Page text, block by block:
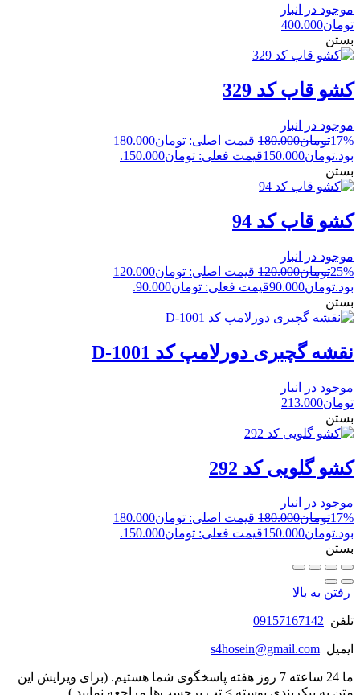
موجود در انبار
تومان400.000
بستن
کشو قاب کد 329
موجود در انبار
17%تومان180.000
قیمت اصلی: تومان180.000
بود.تومان150.000قیمت فعلی: تومان150.000.
بستن
کشو قاب کد 94
موجود در انبار
25%تومان120.000
قیمت اصلی: تومان120.000
بود.تومان90.000قیمت فعلی: تومان90.000.
بستن
نقشه گچبری دورلامپ کد D-1001
موجود در انبار
تومان213.000
بستن
کشو گلویی کد 292
موجود در انبار
17%تومان180.000
قیمت اصلی: تومان180.000
بود.تومان150.000قیمت فعلی: تومان150.000.
بستن
رفتن به بالا
تلفن 09157167142
ایمیل s4hosein@gmail.com
ما 24 ساعته 7 روز هفته پاسخگوی شما هستیم. (برای ویرایش این